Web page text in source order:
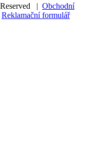
| Obchodní
Reklamační formulář